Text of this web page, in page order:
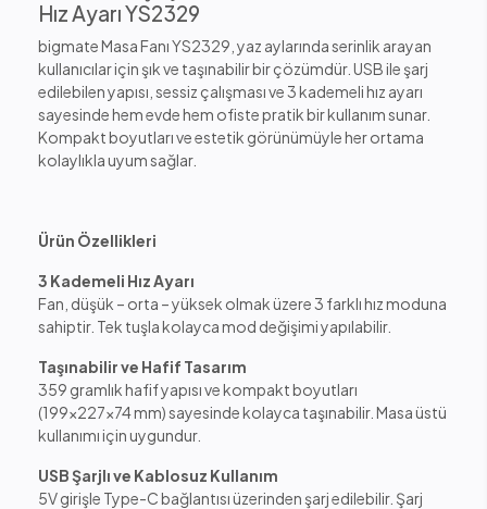
Hız Ayarı YS2329
bigmate Masa Fanı YS2329, yaz aylarında serinlik arayan
kullanıcılar için şık ve taşınabilir bir çözümdür. USB ile şarj
edilebilen yapısı, sessiz çalışması ve 3 kademeli hız ayarı
sayesinde hem evde hem ofiste pratik bir kullanım sunar.
Kompakt boyutları ve estetik görünümüyle her ortama
kolaylıkla uyum sağlar.
Ürün Özellikleri
3 Kademeli Hız Ayarı
Fan, düşük – orta – yüksek olmak üzere 3 farklı hız moduna
sahiptir. Tek tuşla kolayca mod değişimi yapılabilir.
Taşınabilir ve Hafif Tasarım
359 gramlık hafif yapısı ve kompakt boyutları
(199x227x74 mm) sayesinde kolayca taşınabilir. Masa üstü
kullanımı için uygundur.
USB Şarjlı ve Kablosuz Kullanım
5V girişle Type-C bağlantısı üzerinden şarj edilebilir. Şarj